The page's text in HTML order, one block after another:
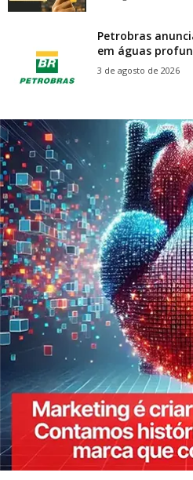
Petrobras
em águas
3 de agosto de 2026